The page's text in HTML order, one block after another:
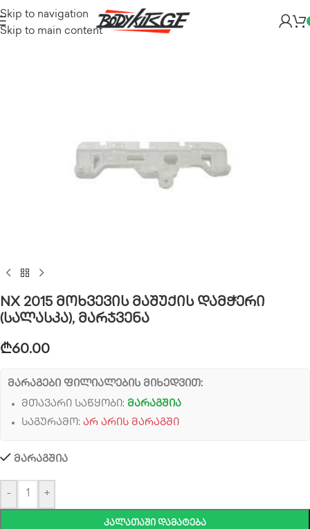
Skip to navigation
Skip to main content
NX 2015 მოხვევის მაშუქის დამჭერი
(სალასკა), მარჯვენა
₾60.00
მარაგები ფილიალების მიხედვით:
მთავარი საწყობი: მარაგშია
საგურამო: არ არის მარაგში
მარაგშია
- +
ᲙᲐᲚᲐᲗᲐᲨᲘ ᲓᲐᲛᲐᲢᲔᲑᲐ